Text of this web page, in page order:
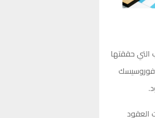
التي حققتها
كما تراجعت العقود